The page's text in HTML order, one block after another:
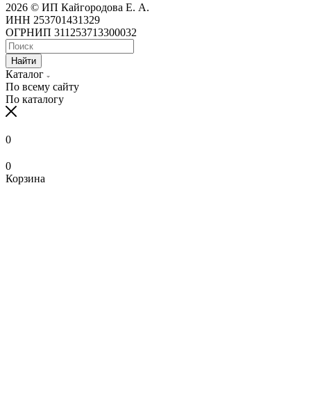
2026 © ИП Кайгородова Е. А.
ИНН 253701431329
ОГРНИП 311253713300032
Найти
Каталог
По всему сайту
По каталогу
0
0
Корзина